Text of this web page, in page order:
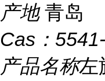
产地 青岛
Cas：
产品名称左